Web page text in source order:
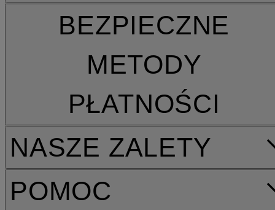
POMOC
BEZPIECZNE
METODY
PŁATNOŚCI
NASZE ZALETY